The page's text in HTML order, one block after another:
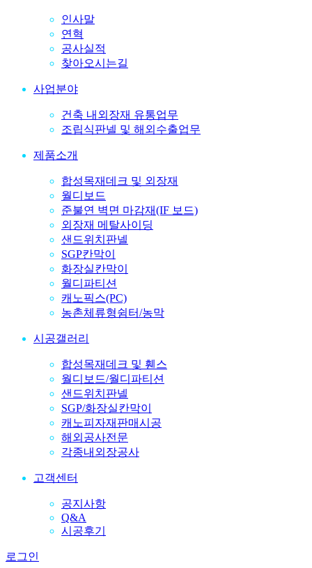
인사말
연혁
공사실적
찾아오시는길
사업분야
건축 내외장재 유통업무
조립식판넬 및 해외수출업무
제품소개
합성목재데크 및 외장재
월디보드
준불연 벽면 마감재(IF 보드)
외장재 메탈사이딩
샌드위치판넬
SGP칸막이
화장실칸막이
월디파티션
캐노픽스(PC)
농촌체류형쉼터/농막
시공갤러리
합성목재데크 및 휀스
월디보드/월디파티션
샌드위치판넬
SGP/화장실칸막이
캐노피자재판매시공
해외공사전문
각종내외장공사
고객센터
공지사항
Q&A
시공후기
로그인